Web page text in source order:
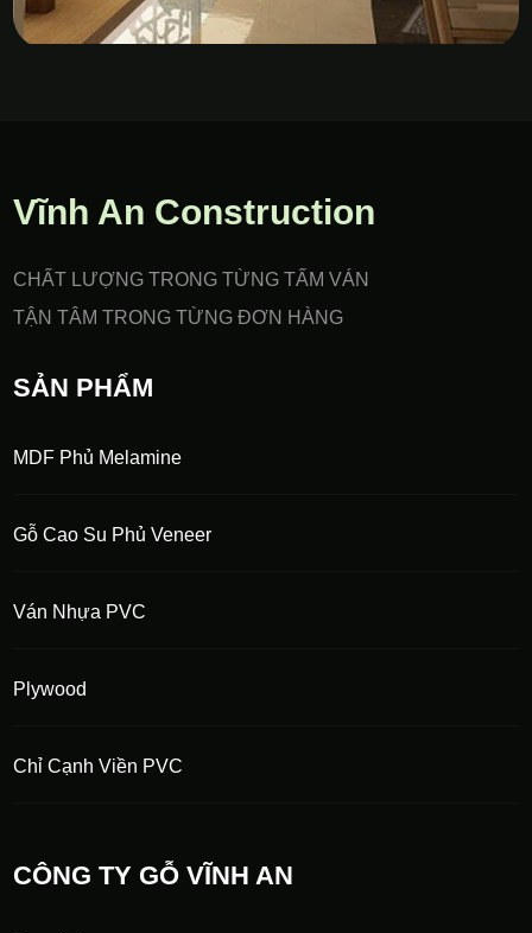
Vĩnh An Construction
CHẤT LƯỢNG TRONG TỪNG TẤM VÁN
TẬN TÂM TRONG TỪNG ĐƠN HÀNG
SẢN PHẨM
MDF Phủ Melamine
Gỗ Cao Su Phủ Veneer
Ván Nhựa PVC
Plywood
Chỉ Cạnh Viền PVC
CÔNG TY GỖ VĨNH AN